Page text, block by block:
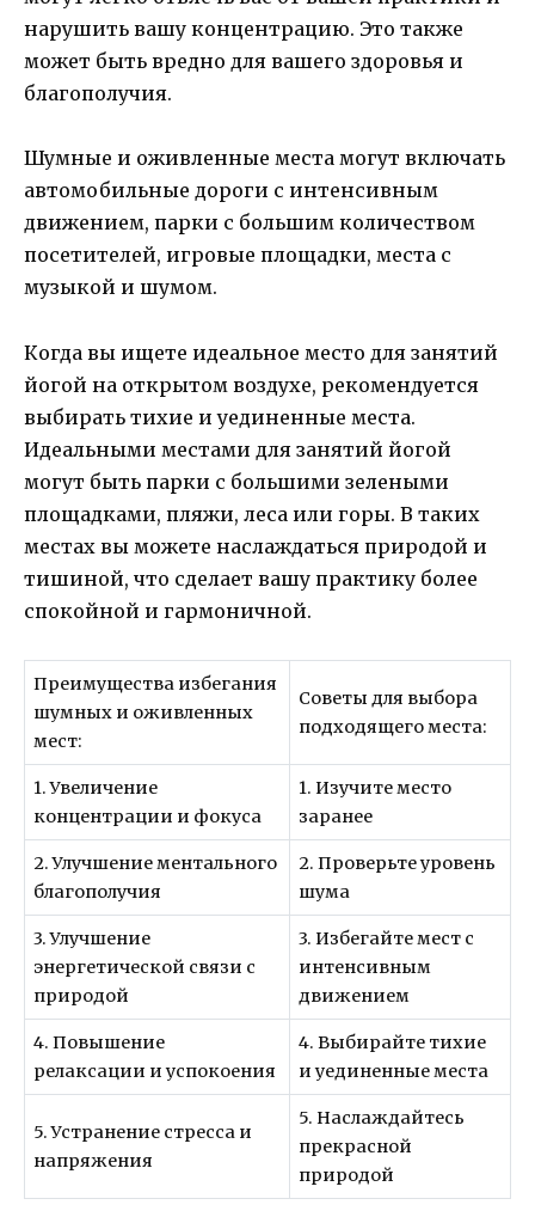
нарушить вашу концентрацию. Это также
может быть вредно для вашего здоровья и
благополучия.
Шумные и оживленные места могут включать
автомобильные дороги с интенсивным
движением, парки с большим количеством
посетителей, игровые площадки, места с
музыкой и шумом.
Когда вы ищете идеальное место для занятий
йогой на открытом воздухе, рекомендуется
выбирать тихие и уединенные места.
Идеальными местами для занятий йогой
могут быть парки с большими зелеными
площадками, пляжи, леса или горы. В таких
местах вы можете наслаждаться природой и
тишиной, что сделает вашу практику более
спокойной и гармоничной.
Преимущества избегания
шумных и оживленных
мест:
Советы для выбора
подходящего места:
1. Увеличение
концентрации и фокуса
1. Изучите место
заранее
2. Улучшение ментального
благополучия
2. Проверьте уровень
шума
3. Улучшение
энергетической связи с
природой
3. Избегайте мест с
интенсивным
движением
4. Повышение
релаксации и успокоения
4. Выбирайте тихие
и уединенные места
5. Устранение стресса и
напряжения
5. Наслаждайтесь
прекрасной
природой